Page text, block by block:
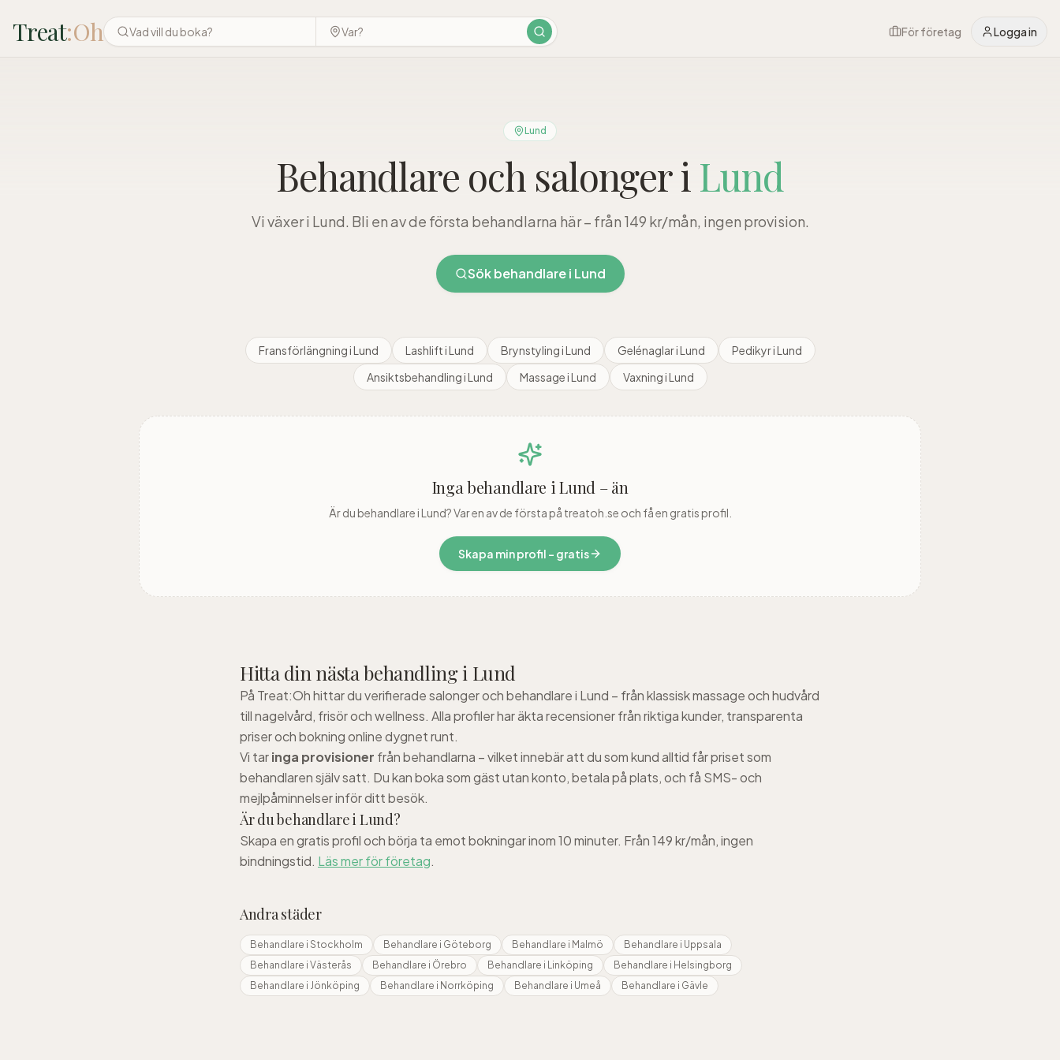
Treat:Oh För företag Logga in
Lund
Behandlare och salonger i Lund
Vi växer i Lund. Bli en av de första behandlarna här – från 149 kr/mån, ingen provision.
Sök behandlare i Lund
FransförlängningiLund LashliftiLund BrynstylingiLund GelénaglariLund PedikyriLund
AnsiktsbehandlingiLund MassageiLund VaxningiLund
Inga behandlare iLund – än
Är du behandlare iLund? Var en av de första på treatoh.se och få en gratis profil.
Skapa min profil – gratis
Hitta din nästa behandling i Lund
På Treat:Oh hittar du verifierade salonger och behandlare i Lund – från klassisk massage och hudvård
till nagelvård, frisör och wellness. Alla profiler har äkta recensioner från riktiga kunder, transparenta
priser och bokning online dygnet runt.
Vi taringa provisioner från behandlarna – vilket innebär att du som kund alltid får priset som
behandlaren själv satt. Du kan boka som gäst utan konto, betala på plats, och få SMS- och
mejlpåminnelser inför ditt besök.
Är du behandlare i Lund?
Skapa en gratis profil och börja ta emot bokningar inom 10 minuter. Från 149 kr/mån, ingen
bindningstid. Läs mer för företag.
Andra städer
Behandlare i Stockholm Behandlare i Göteborg Behandlare i Malmö Behandlare i Uppsala
Behandlare i Västerås Behandlare i Örebro Behandlare i Linköping Behandlare i Helsingborg
Behandlare i Jönköping Behandlare i Norrköping Behandlare i Umeå Behandlare i Gävle